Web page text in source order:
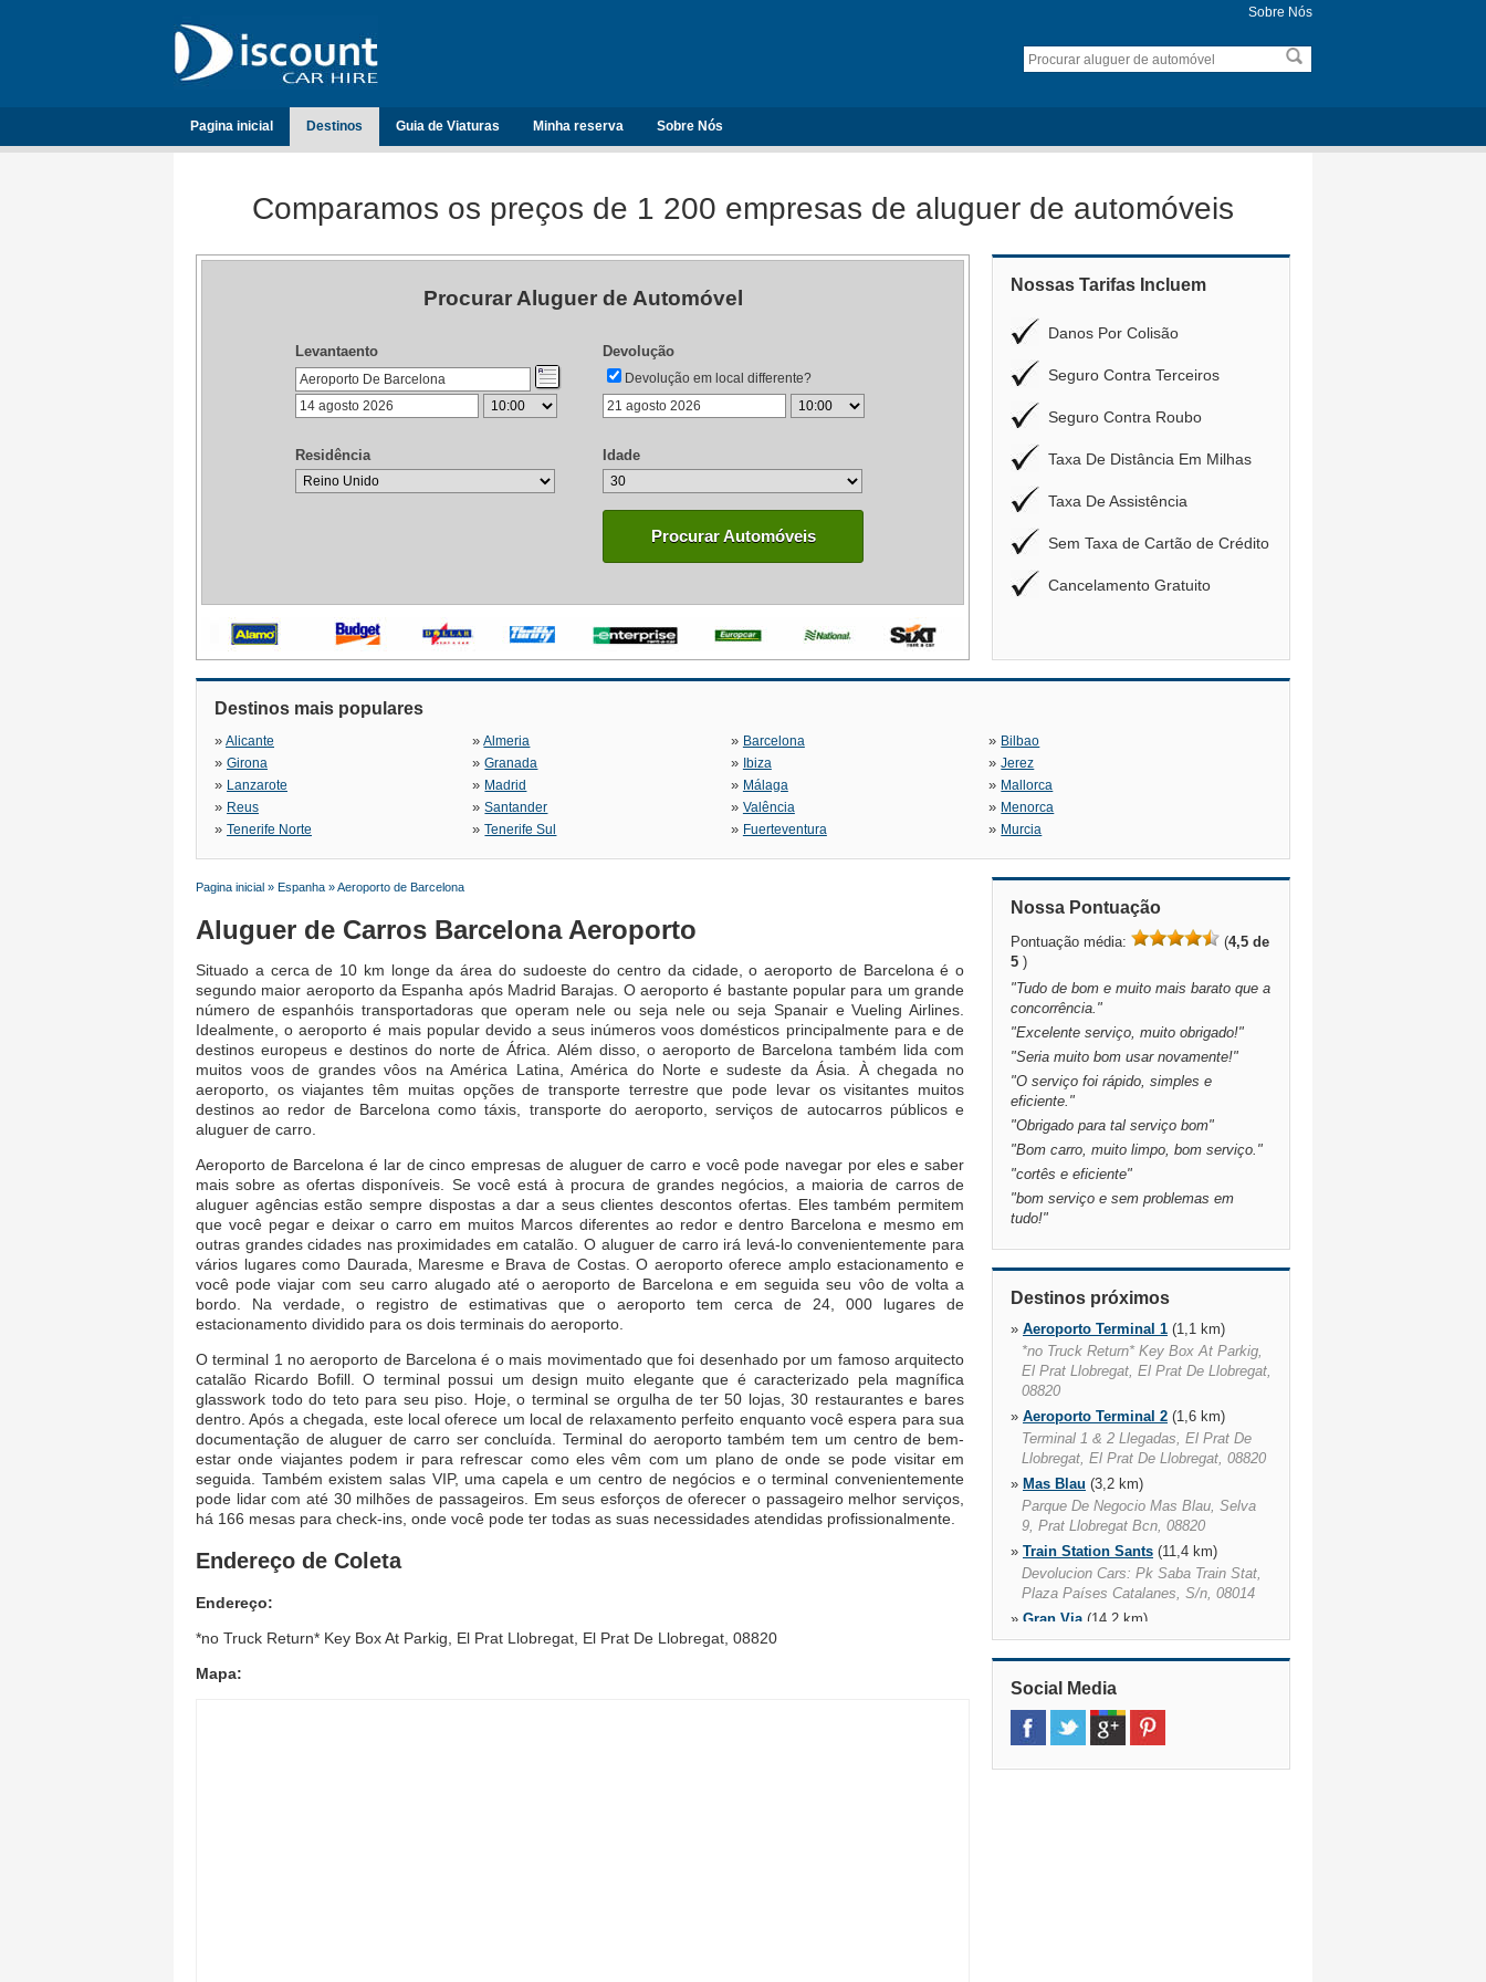
Sobre Nós
Pagina inicial Destinos Guia de Viaturas Minha reserva Sobre Nós
Comparamos os preços de 1 200 empresas de aluguer de automóveis
Procurar Aluguer de Automóvel
Levantaento Devolução
Devolução em local differente?
Residência Idade
Procurar Automóveis
Nossas Tarifas Incluem
Danos Por Colisão
Seguro Contra Terceiros
Seguro Contra Roubo
Taxa De Distância Em Milhas
Taxa De Assistência
Sem Taxa de Cartão de Crédito
Cancelamento Gratuito
Destinos mais populares
» Alicante »Almeria » Barcelona » Bilbao
» Girona »Granada » Ibiza »Jerez
» Lanzarote » Madrid » Málaga » Mallorca
» Reus »Santander » Valência » Menorca
» Tenerife Norte »Tenerife Sul » Fuerteventura » Murcia
Pagina inicial » Espanha »Aeroporto de Barcelona
Aluguer de Carros Barcelona Aeroporto
Situado a cerca de 10 km longe da área do sudoeste do centro da cidade, o aeroporto de Barcelona é o
segundo maior aeroporto da Espanha após Madrid Barajas. O aeroporto é bastante popular para um grande
número de espanhóis transportadoras que operam nele ou seja nele ou seja Spanair e Vueling Airlines.
Idealmente, o aeroporto é mais popular devido a seus inúmeros voos domésticos principalmente para e de
destinos europeus e destinos do norte de África. Além disso, o aeroporto de Barcelona também lida com
muitos voos de grandes vôos na América Latina, América do Norte e sudeste da Ásia. À chegada no
aeroporto, os viajantes têm muitas opções de transporte terrestre que pode levar os visitantes muitos
destinos ao redor de Barcelona como táxis, transporte do aeroporto, serviços de autocarros públicos e
aluguer de carro.
Aeroporto de Barcelona é lar de cinco empresas de aluguer de carro e você pode navegar por eles e saber
mais sobre as ofertas disponíveis. Se você está à procura de grandes negócios, a maioria de carros de
aluguer agências estão sempre dispostas a dar a seus clientes descontos ofertas. Eles também permitem
que você pegar e deixar o carro em muitos Marcos diferentes ao redor e dentro Barcelona e mesmo em
outras grandes cidades nas proximidades em catalão. O aluguer de carro irá levá-lo convenientemente para
vários lugares como Daurada, Maresme e Brava de Costas. O aeroporto oferece amplo estacionamento e
você pode viajar com seu carro alugado até o aeroporto de Barcelona e em seguida seu vôo de volta a
bordo. Na verdade, o registro de estimativas que o aeroporto tem cerca de 24, 000 lugares de
estacionamento dividido para os dois terminais do aeroporto.
O terminal 1 no aeroporto de Barcelona é o mais movimentado que foi desenhado por um famoso arquitecto
catalão Ricardo Bofill. O terminal possui um design muito elegante que é caracterizado pela magnífica
glasswork todo do teto para seu piso. Hoje, o terminal se orgulha de ter 50 lojas, 30 restaurantes e bares
dentro. Após a chegada, este local oferece um local de relaxamento perfeito enquanto você espera para sua
documentação de aluguer de carro ser concluída. Terminal do aeroporto também tem um centro de bem-
estar onde viajantes podem ir para refrescar como eles vêm com um plano de onde se pode visitar em
seguida. Também existem salas VIP, uma capela e um centro de negócios e o terminal convenientemente
pode lidar com até 30 milhões de passageiros. Em seus esforços de oferecer o passageiro melhor serviços,
há 166 mesas para check-ins, onde você pode ter todas as suas necessidades atendidas profissionalmente.
Endereço de Coleta
Endereço:
*no Truck Return* Key Box At Parkig, El Prat Llobregat, El Prat De Llobregat, 08820
Mapa:
Nossa Pontuação
Pontuação média: (4,5 de
5 )
"Tudo de bom e muito mais barato que a
concorrência. "
"Excelente serviço, muito obrigado!"
"Seria muito bom usar novamente!"
"O serviço foi rápido, simples e
eficiente. "
"Obrigado para tal serviço bom"
"Bom carro, muito limpo, bom serviço. "
"cortês e eficiente"
"bom serviço e sem problemas em
tudo!"
Destinos próximos
» Aeroporto Terminal 1 (1,1 km)
*no Truck Return* Key Box At Parkig,
El Prat Llobregat, El Prat De Llobregat,
08820
» Aeroporto Terminal 2 (1,6 km)
Terminal 1 & 2 Llegadas, El Prat De
Llobregat, El Prat De Llobregat, 08820
» Mas Blau (3,2 km)
Parque De Negocio Mas Blau, Selva
9, Prat Llobregat Bcn, 08820
» Train Station Sants (11,4 km)
Devolucion Cars: Pk Saba Train Stat,
Plaza Países Catalanes, S/n, 08014
» Gran Via (14,2 km)
** No Trucks Return **, 08010
»Centre de la Vila(15,2 km)
C/ Rosa Sensat, 4 (entrada Parking),
08005
Norte(15,7 km)
Social Media